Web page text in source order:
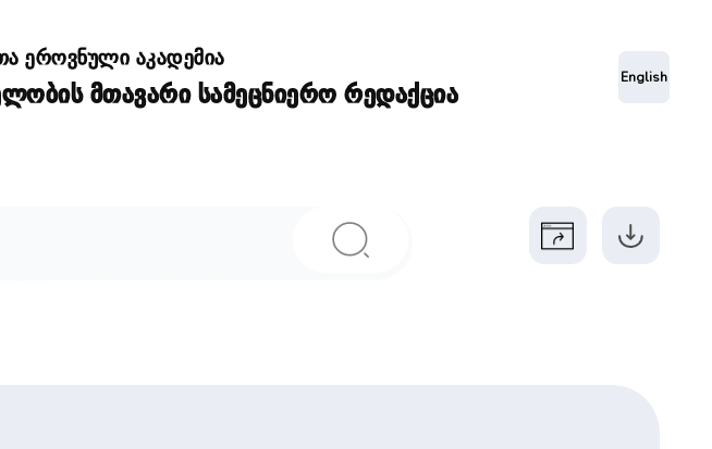
ეროვნული აკადემია
მთავარი სამეცნიერო რედაქცია
English